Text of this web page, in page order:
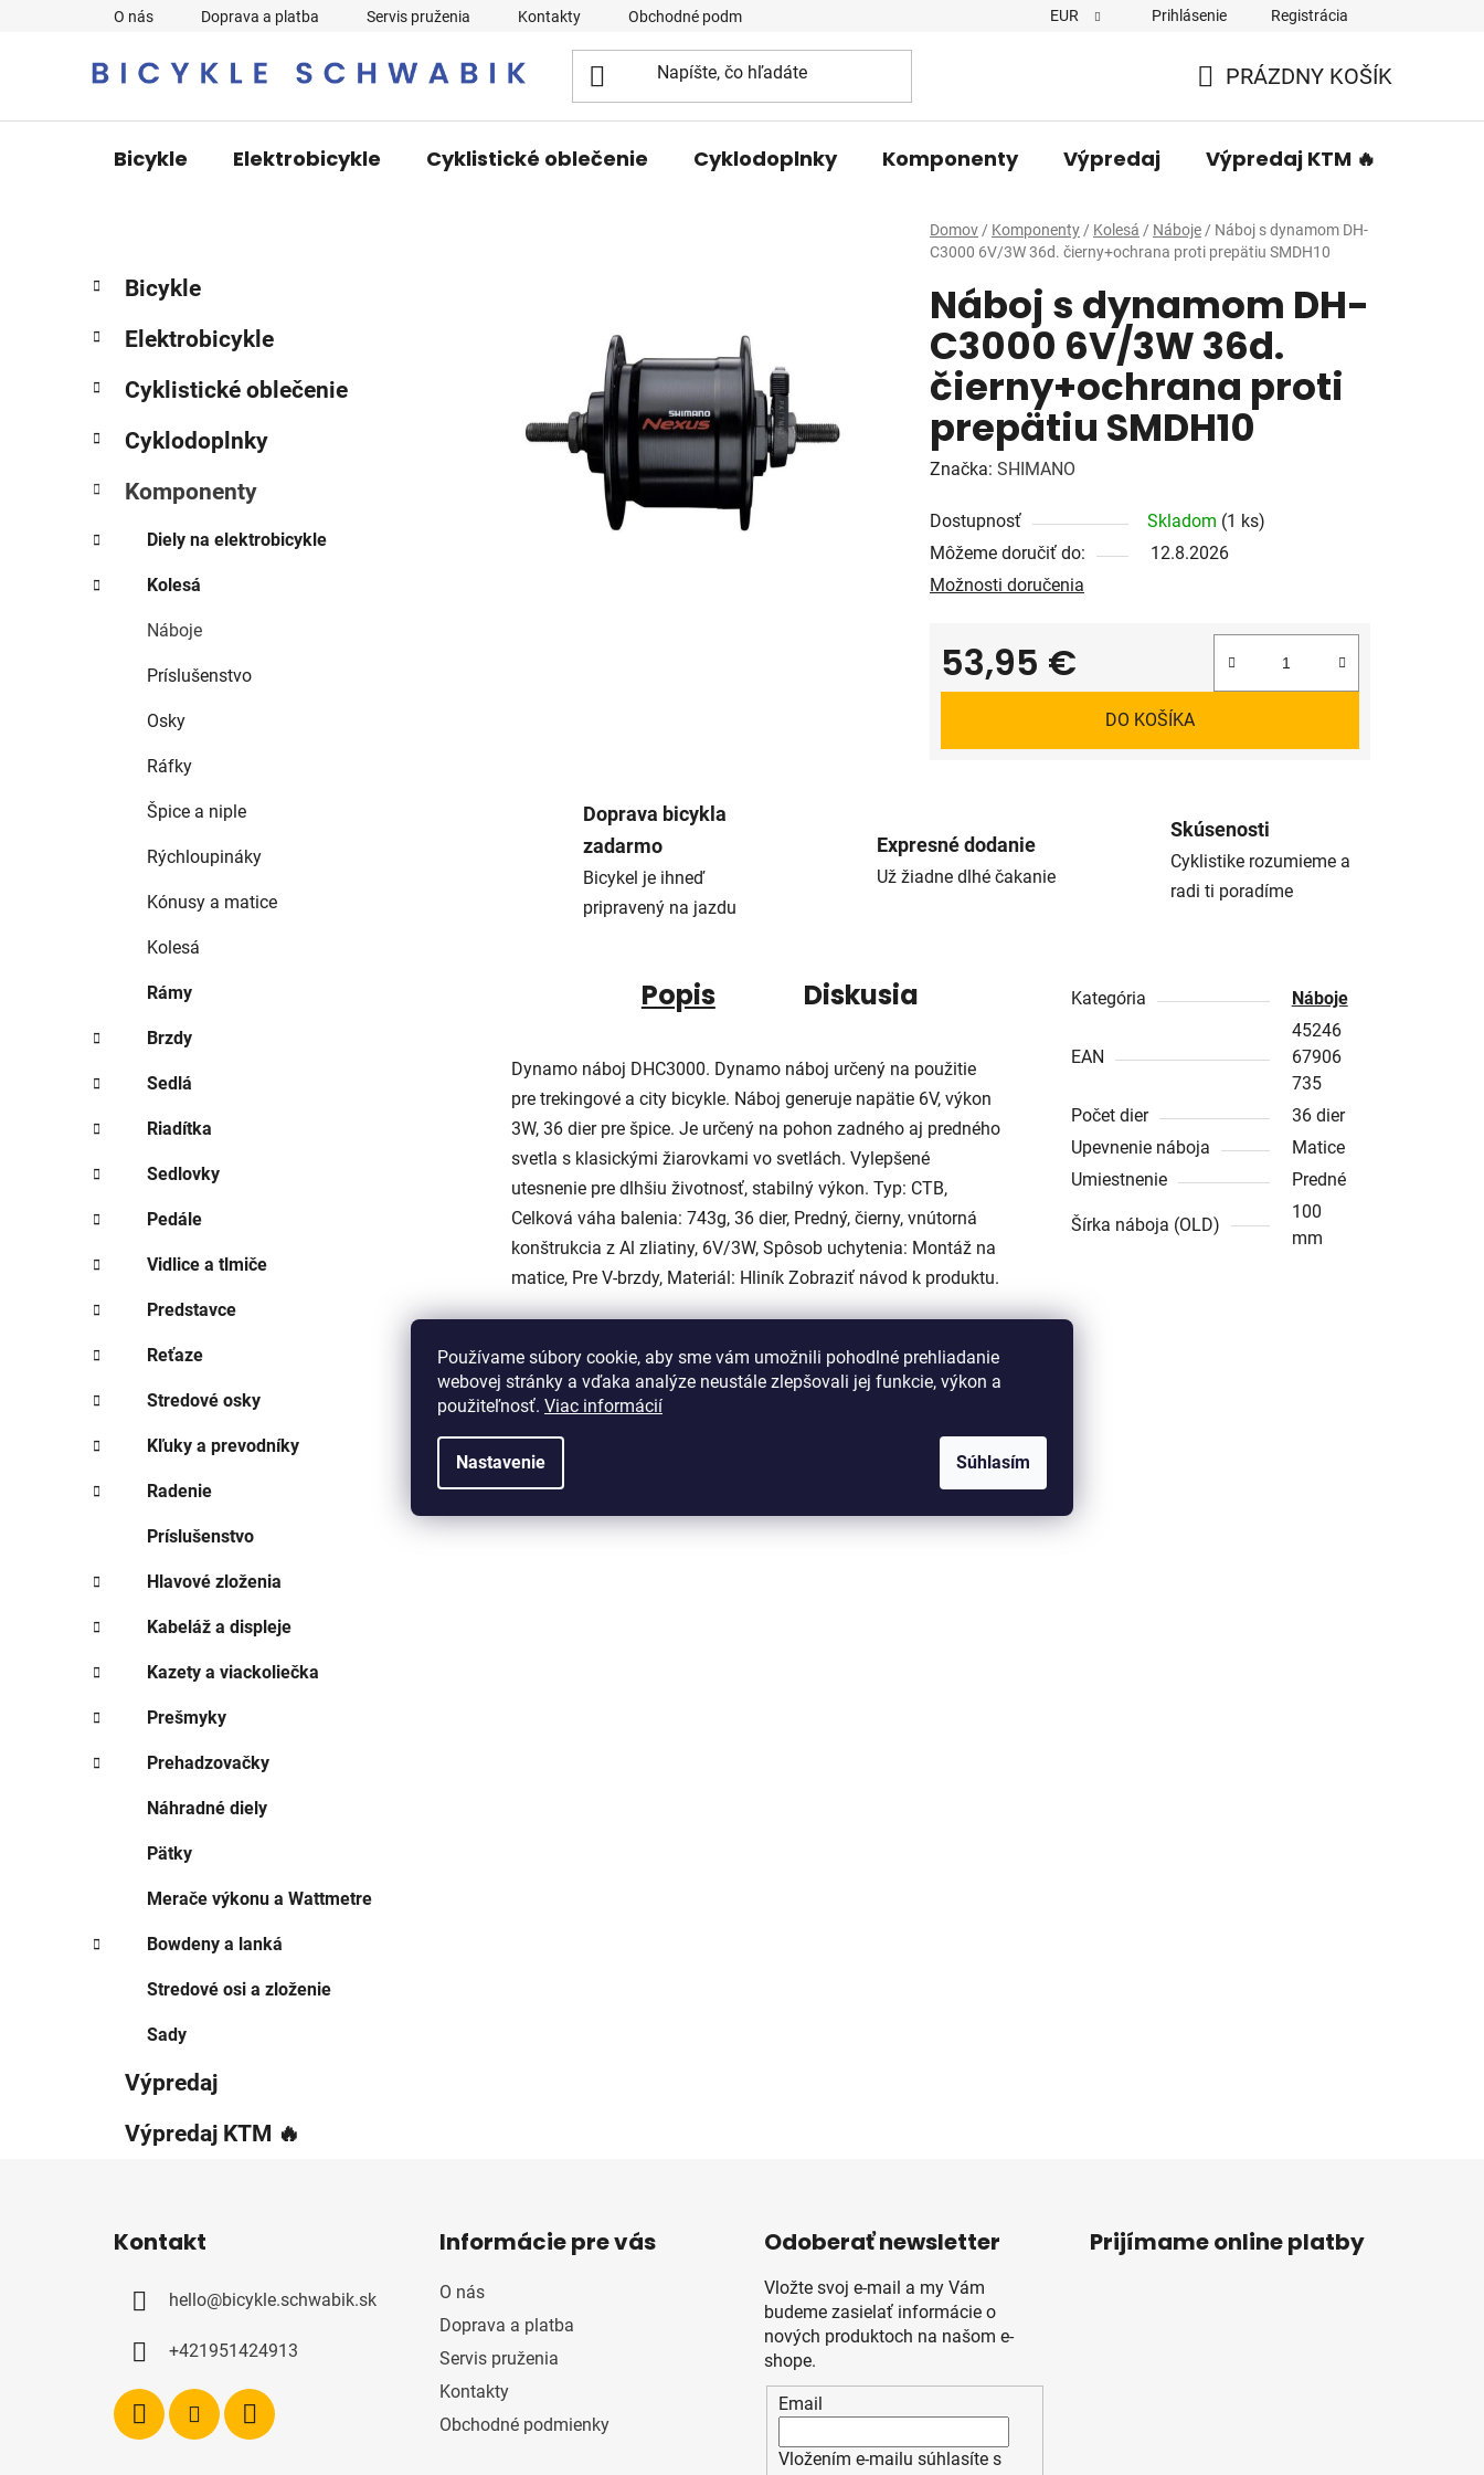
Používame súbory cookie, aby sme vám umožnili pohodlné prehliadanie
webovej stránky a vďaka analýze neustále zlepšovali jej funkcie, výkon a
použiteľnosť. Viac informácií
Nastavenie Súhlasím
O nás Doprava a platba Servis pruženia Kontakty Obchodné podmienky EUR Prihlásenie Registrácia
KOŠÍK
PRÁZDNY KOŠÍK
Bicykle Elektrobicykle Cyklistické oblečenie Cyklodoplnky Komponenty Výpredaj Výpredaj KTM 🔥
Domov / Komponenty / Kolesá / Náboje / Náboj s dynamom DH-
C3000 6V/3W 36d. čierny+ochrana proti prepätiu SMDH10
B
o
č
ý
a
n
e
l
kategórie
K
a
e
ó
i
Bicykle
Elektrobicykle
Cyklistické oblečenie
Cyklodoplnky
Komponenty
Diely na elektrobicykle
Kolesá
Náboje
Príslušenstvo
Osky
Ráfky
Špice a niple
Rýchloupináky
Kónusy a matice
Kolesá
Rámy
Brzdy
Sedlá
Riadítka
Sedlovky
Pedále
Vidlice a tlmiče
Predstavce
Reťaze
Stredové osky
Kľuky a prevodníky
Radenie
Príslušenstvo
Hlavové zloženia
Kabeláž a displeje
Kazety a viackoliečka
Prešmyky
Prehadzovačky
Náhradné diely
Pätky
Merače výkonu a Wattmetre
Bowdeny a lanká
Stredové osi a zloženie
Sady
Výpredaj
Výpredaj KTM 🔥
Náboj s dynamom DH-
C3000 6V/3W 36d.
čierny+ochrana proti
prepätiu SMDH10
Značka: SHIMANO
Dostupnosť Skladom (1 ks)
Môžeme doručiť do:
12.8.2026
Možnosti doručenia
53,95 €
Jednotková cena:
DO KOŠÍKA
Doprava bicykla
zadarmo
Bicykel je ihneď
pripravený na jazdu
Expresné dodanie
Už žiadne dlhé čakanie
Skúsenosti
Cyklistike rozumieme a
radi ti poradíme
Popis Diskusia
Dynamo náboj DHC3000. Dynamo náboj určený na použitie
pre trekingové a city bicykle. Náboj generuje napätie 6V, výkon
3W, 36 dier pre špice. Je určený na pohon zadného aj predného
svetla s klasickými žiarovkami vo svetlách. Vylepšené
utesnenie pre dlhšiu životnosť, stabilný výkon. Typ: CTB,
Celková váha balenia: 743g, 36 dier, Predný, čierny, vnútorná
konštrukcia z Al zliatiny, 6V/3W, Spôsob uchytenia: Montáž na
matice, Pre V-brzdy, Materiál: Hliník Zobraziť návod k produktu.
Kategória Náboje
EAN
45246
67906
735
Počet dier
36 dier
Upevnenie náboja
Matice
Umiestnenie
Predné
Šírka náboja (OLD)
100
mm
Kontakt
hello@bicykle.schwabik.sk
+421951424913
Informácie pre vás
O nás
Doprava a platba
Servis pruženia
Kontakty
Obchodné podmienky
Odoberať newsletter
Vložte svoj e-mail a my Vám
budeme zasielať informácie o
nových produktoch na našom e-
shope.
Email
Vložením e-mailu súhlasíte s
Prijímame online platby